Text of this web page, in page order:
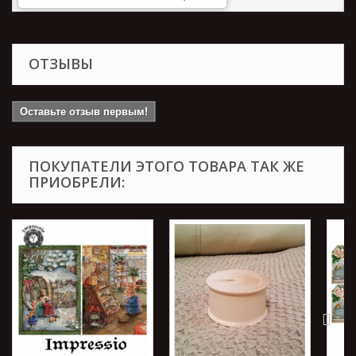
ОТЗЫВЫ
Оставьте отзыв первым!
ПОКУПАТЕЛИ ЭТОГО ТОВАРА ТАК ЖЕ
ПРИОБРЕЛИ: